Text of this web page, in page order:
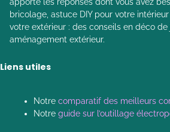
bricolage, astuce DIY pour votre
votre extérieur : des conseils en déco de
aménagement extérieur.
Liens utiles
Notre comparatif des meilleurs
Notre guide sur l’outillage